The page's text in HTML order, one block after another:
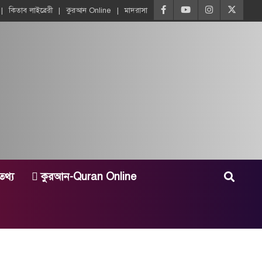
কিতাব লাইব্রেরী কুরআন Online মাদরাসা
কুরআন-Quran Online